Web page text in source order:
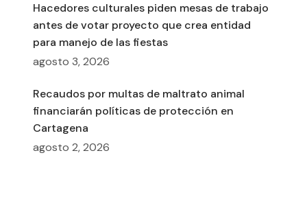
Hacedores culturales piden mesas de trabajo
antes de votar proyecto que crea entidad
para manejo de las fiestas
agosto 3, 2026
Recaudos por multas de maltrato animal
financiarán políticas de protección en
Cartagena
agosto 2, 2026